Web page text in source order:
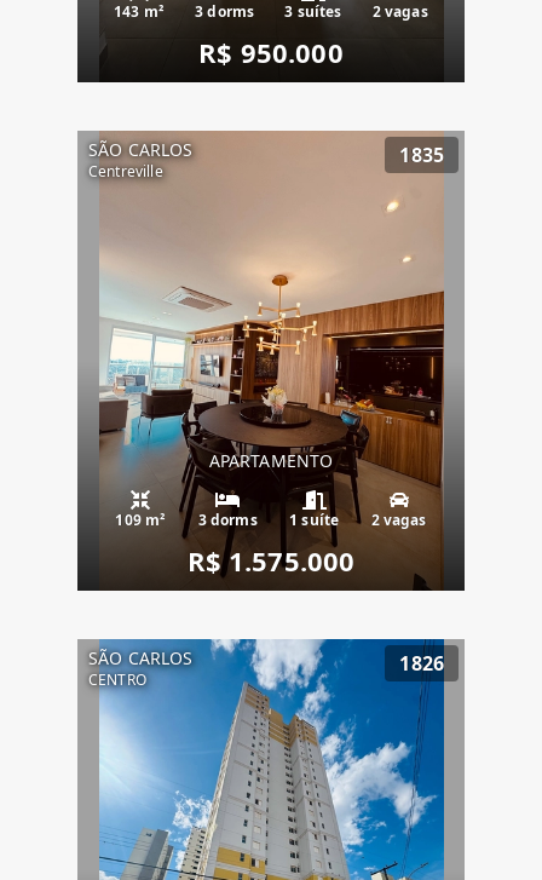
143 m² 3 dorms 3 suítes 2 vagas
R$ 950.000
SÃO CARLOS
Centreville
1835
APARTAMENTO
109 m² 3 dorms 1 suíte 2 vagas
R$ 1.575.000
SÃO CARLOS
CENTRO
1826